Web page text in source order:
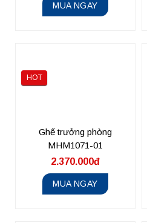
MUA NGAY
HOT
Ghế trưởng phòng
MHM1071-01
2.370.000đ
MUA NGAY